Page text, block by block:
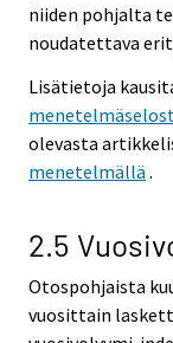
niiden pohjalta
noudatettava
Lisätietoja
olevasta
menetelmällä .
2.5
Otospohjaista
vuosittain